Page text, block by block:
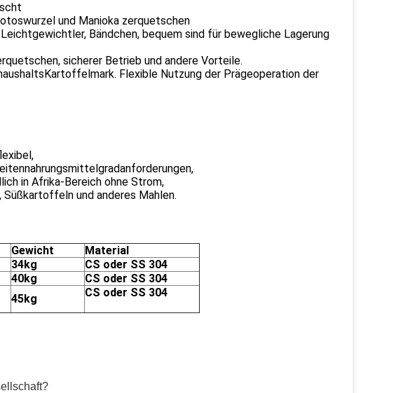
und Manioka zerquetschen
Bändchen, bequem sind für bewegliche Lagerung
sicherer Betrieb und andere Vorteile.
Flexible Nutzung der Prägeoperation der
in Afrika-Bereich ohne Strom,
und anderes Mahlen.
Gewicht
Material
34kg
CS oder SS 304
40kg
CS oder SS 304
45kg CS oder SS 304